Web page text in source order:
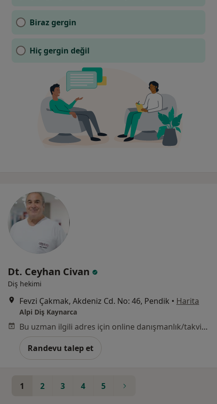
Biraz gergin
Hiç gergin değil
Dt. Ceyhan Civan
Diş hekimi
Fevzi Çakmak, Akdeniz Cd. No: 46, Pendik • Harita
Alpi Diş Kaynarca
Bu uzman ilgili adres için online danışmanlık/takvim sunmuyor.
Randevu talep et
1 2 3 4 5